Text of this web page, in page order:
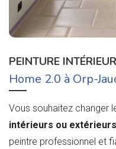
PEINTURE
Home 2.0 à Orp-
Vous souhaitez changer
intérieurs ou extérieurs
peintre professionnel et